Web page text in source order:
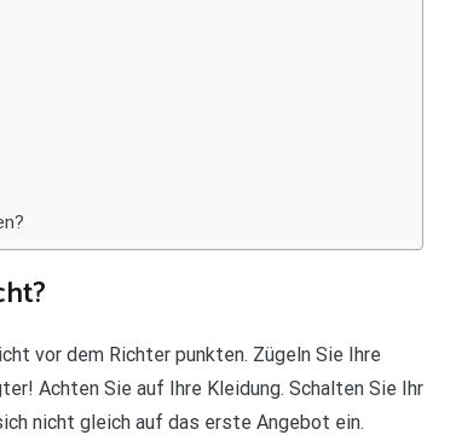
vor dem Richter punkten. Zügeln Sie Ihre
Achten Sie auf Ihre Kleidung. Schalten Sie Ihr
nicht gleich auf das erste Angebot ein.